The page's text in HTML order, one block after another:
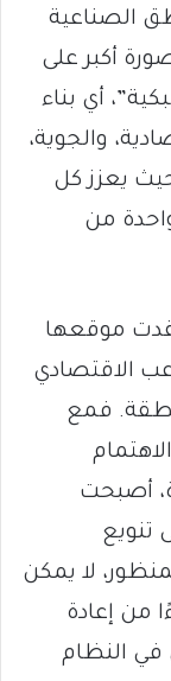
الصناعية
أكبر على
أي بناء
والجوية،
يعزز كل
من
موقعها
الاقتصادي
فمع
أصبحت
تنويع
لا يمكن
من إعادة
في النظام